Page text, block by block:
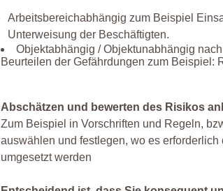
Arbeitsbereichabhängig zum Beispiel
Unterweisung der Beschäftigten.
Objektabhängig / Objektunabhängig
Beurteilen der Gefährdungen zum Beispiel:
Abschätzen und bewerten des Risikos
Zum Beispiel in Vorschriften und Regeln,
auswählen und festlegen, wo es
umgesetzt werden